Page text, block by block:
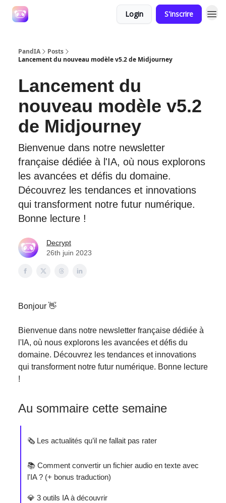
Login S'inscrire
PandIA
Posts
Lancement du nouveau modèle v5.2 de Midjourney
Lancement du
nouveau modèle v5.2
de Midjourney
Bienvenue dans notre newsletter
française dédiée à l'IA, où nous explorons
les avancées et défis du domaine.
Découvrez les tendances et innovations
qui transforment notre futur numérique.
Bonne lecture !
Decrypt
26th juin 2023
Bonjour 👋
Bienvenue dans notre newsletter française dédiée à
l'IA, où nous explorons les avancées et défis du
domaine. Découvrez les tendances et innovations
qui transforment notre futur numérique. Bonne lecture
!
Au sommaire cette semaine
🗞️ Les actualités qu’il ne fallait pas rater
📚 Comment convertir un fichier audio en texte avec
l'IA ? (+ bonus traduction)
💎 3 outils IA à découvrir